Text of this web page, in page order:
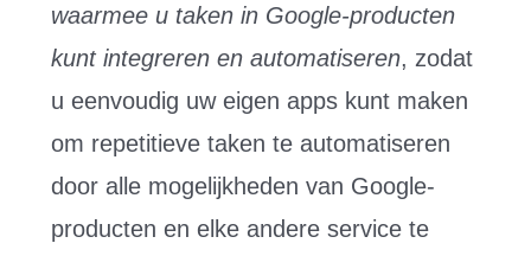
waarmee u taken in Google-producten
kunt integreren en automatiseren, zodat
u eenvoudig uw eigen apps kunt maken
om repetitieve taken te automatiseren
door alle mogelijkheden van Google-
producten en elke andere service te